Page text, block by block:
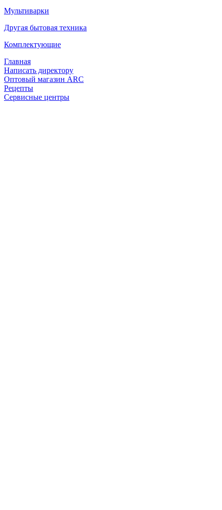
Мультиварки
Другая бытовая техника
Комплектующие
Главная
Написать директору
Оптовый магазин ARC
Рецепты
Сервисные центры